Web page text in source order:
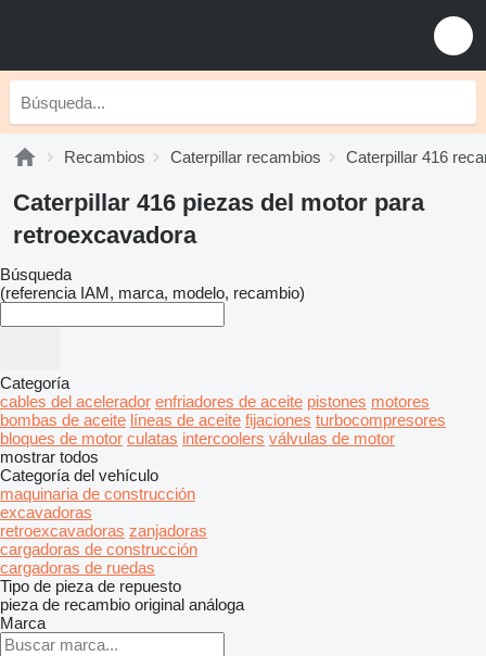
Recambios Caterpillar recambios Caterpillar 416
Caterpillar 416 piezas del motor para
retroexcavadora
Búsqueda
(referencia IAM, marca, modelo, recambio)
Categoría
cables del acelerador enfriadores de aceite pistones motores
bombas de aceite líneas de aceite fijaciones turbocompresores
bloques de motor culatas intercoolers válvulas de motor
mostrar todos
Categoría del vehículo
maquinaria de construcción
excavadoras
retroexcavadoras zanjadoras
cargadoras de construcción
cargadoras de ruedas
Tipo de pieza de repuesto
pieza de recambio original análoga
Marca